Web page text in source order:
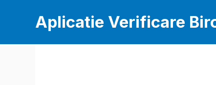
Aplicatie Verificare